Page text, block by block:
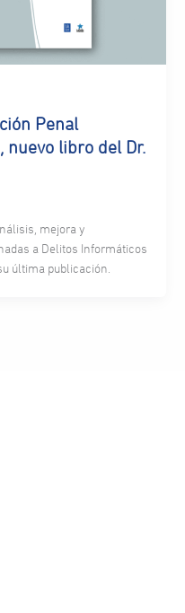
Penal
nuevo libro del Dr.
mejora y
a Delitos Informáticos
última publicación.